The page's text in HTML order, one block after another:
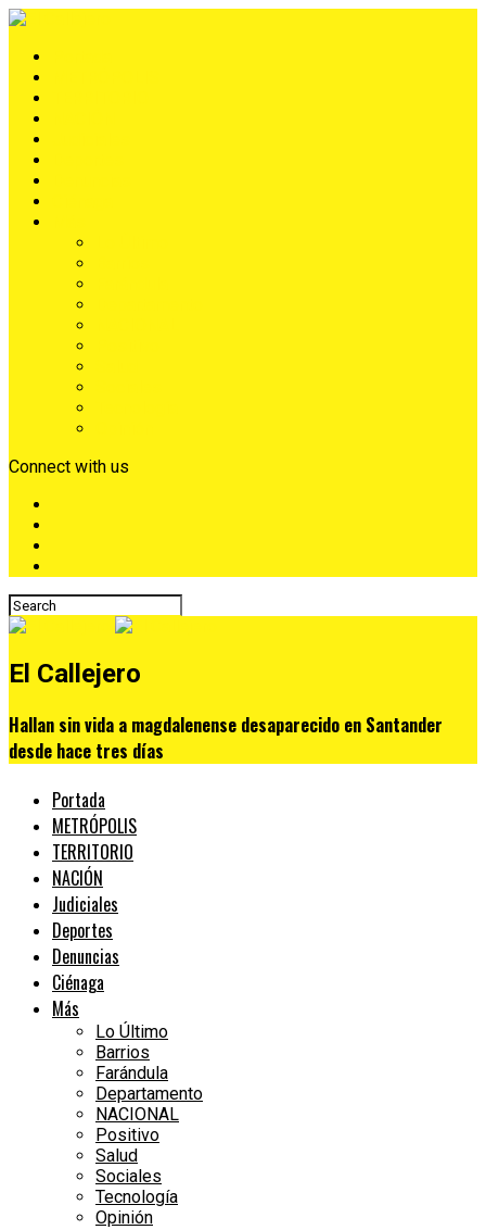
Connect with us
El Callejero
Hallan sin vida a magdalenense desaparecido en Santander
desde hace tres días
Portada
METRÓPOLIS
TERRITORIO
NACIÓN
Judiciales
Deportes
Denuncias
Ciénaga
Más
Lo Último
Barrios
Farándula
Departamento
NACIONAL
Positivo
Salud
Sociales
Tecnología
Opinión